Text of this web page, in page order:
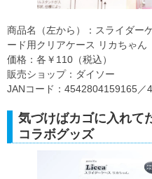
商品名（左から）：スライダー
ード用クリアケース リカちゃん
価格：各￥110（税込）
販売ショップ：ダイソー
JANコード：4542804159165／
気づけばカゴに入れて
コラボグッズ